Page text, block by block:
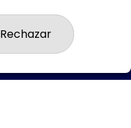
Rechazar